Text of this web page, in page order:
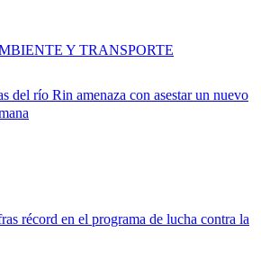
del río Rin amenaza con asestar un nuevo
Y TRANSPORTE
récord en el programa de lucha contra la